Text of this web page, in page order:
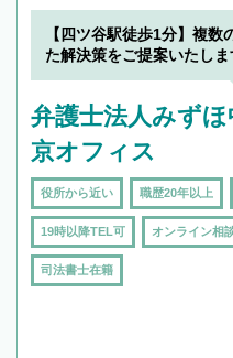
【四ツ谷駅徒歩1分】複
た解決策をご提案いたしま
弁護士法人みず
京オフィス
役所から近い 職歴20年以上
19時以降TEL可 オンライン相
司法書士在籍